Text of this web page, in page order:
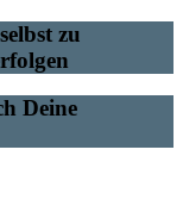
zu
Deine